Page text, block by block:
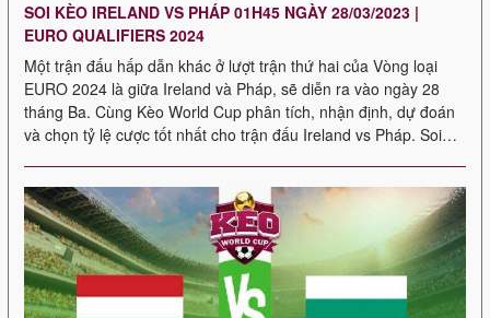
SOI KÈO IRELAND VS PHÁP 01H45 NGÀY 28/03/2023 |
EURO QUALIFIERS 2024
Một trận đấu hấp dẫn khác ở lượt trận thứ hai của Vòng loại
EURO 2024 là giữa Ireland và Pháp, sẽ diễn ra vào ngày 28
tháng Ba. Cùng Kèo World Cup phân tích, nhận định, dự đoán
và chọn tỷ lệ cược tốt nhất cho trận đấu Ireland vs Pháp. Soi